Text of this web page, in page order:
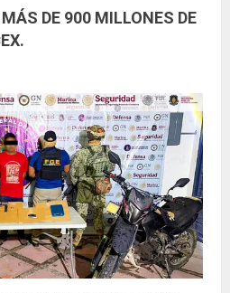
DE 900 MILLONES DE